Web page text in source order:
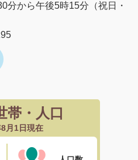
分から午後5時15分（祝日・